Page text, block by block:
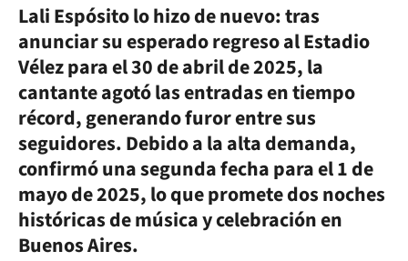
Lali Espósito lo hizo de nuevo: tras
anunciar su esperado regreso al Estadio
Vélez para el 30 de abril de 2025, la
cantante agotó las entradas en tiempo
récord, generando furor entre sus
seguidores.Debido a la alta demanda,
confirmó una segunda fecha para el 1 de
mayo de 2025, lo que promete dos noches
históricas de música y celebración en
Buenos Aires.